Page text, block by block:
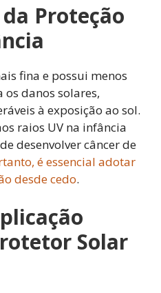
Proteção
fina e possui menos
danos solares,
à exposição ao sol.
raios UV na infância
desenvolver câncer de
é essencial adotar
desde cedo.
Solar